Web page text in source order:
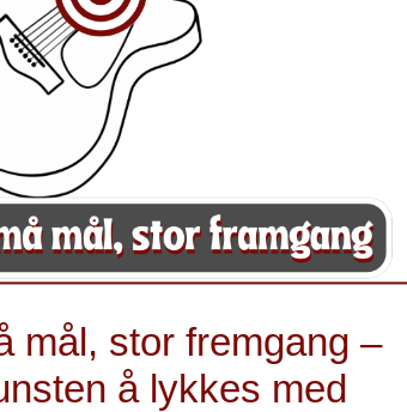
mål, stor fremgang –
å lykkes med